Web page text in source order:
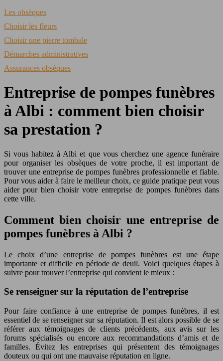
Les obsèques
Choisir les fleurs
Choisir une pierre tombale
Démarches administratives
Assurances obsèques
Entreprise de pompes funèbres
à Albi : comment bien choisir
sa prestation ?
Si vous habitez à Albi et que vous cherchez une agence funéraire
pour organiser les obsèques de votre proche, il est important de
trouver une entreprise de pompes funèbres professionnelle et fiable.
Pour vous aider à faire le meilleur choix, ce guide pratique peut vous
aider pour bien choisir votre entreprise de pompes funèbres dans
cette ville.
Comment bien choisir une entreprise de
pompes funèbres à Albi ?
Le choix d’une entreprise de pompes funèbres est une étape
importante et difficile en période de deuil. Voici quelques étapes à
suivre pour trouver l’entreprise qui convient le mieux :
Se renseigner sur la réputation de l’entreprise
Pour faire confiance à une entreprise de pompes funèbres, il est
essentiel de se renseigner sur sa réputation. Il est alors possible de se
référer aux témoignages de clients précédents, aux avis sur les
forums spécialisés ou encore aux recommandations d’amis et de
familles. Évitez les entreprises qui présentent des témoignages
douteux ou qui ont une mauvaise réputation en ligne.